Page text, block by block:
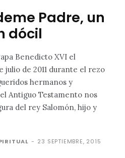
Padre, un
dócil
Benedicto XVI el
julio de 2011 durante el rezo
Antiguo Testamento nos
del rey Salomón, hijo y
- 23 SEPTIEMBRE, 2015